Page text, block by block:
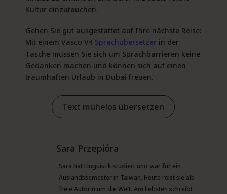
Kultur einzutauchen.
Gehen Sie gut ausgestattet auf Ihre nächste Reise:
Mit einem Vasco V4 Sprachübersetzerin der
Tasche müssen Sie sich um Sprachbarrieren keine
Gedanken machen und können sich auf einen
traumhaften Urlaub in Dubai freuen.
Text mühelos übersetzen
Sara Przepióra
Sara hat Linguistik studiert und war für ein
Auslandssemester in Taiwan. Heute reist sie als
freie Autorin um die Welt. Am liebsten schreibt